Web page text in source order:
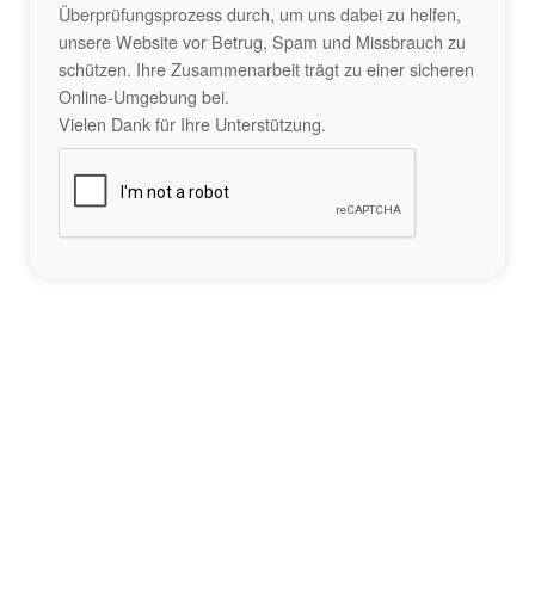
Überprüfungsprozess durch, um uns dabei zu helfen,
unsere Website vor Betrug, Spam und Missbrauch zu
schützen. Ihre Zusammenarbeit trägt zu einer sicheren
Online-Umgebung bei.
Vielen Dank für Ihre Unterstützung.